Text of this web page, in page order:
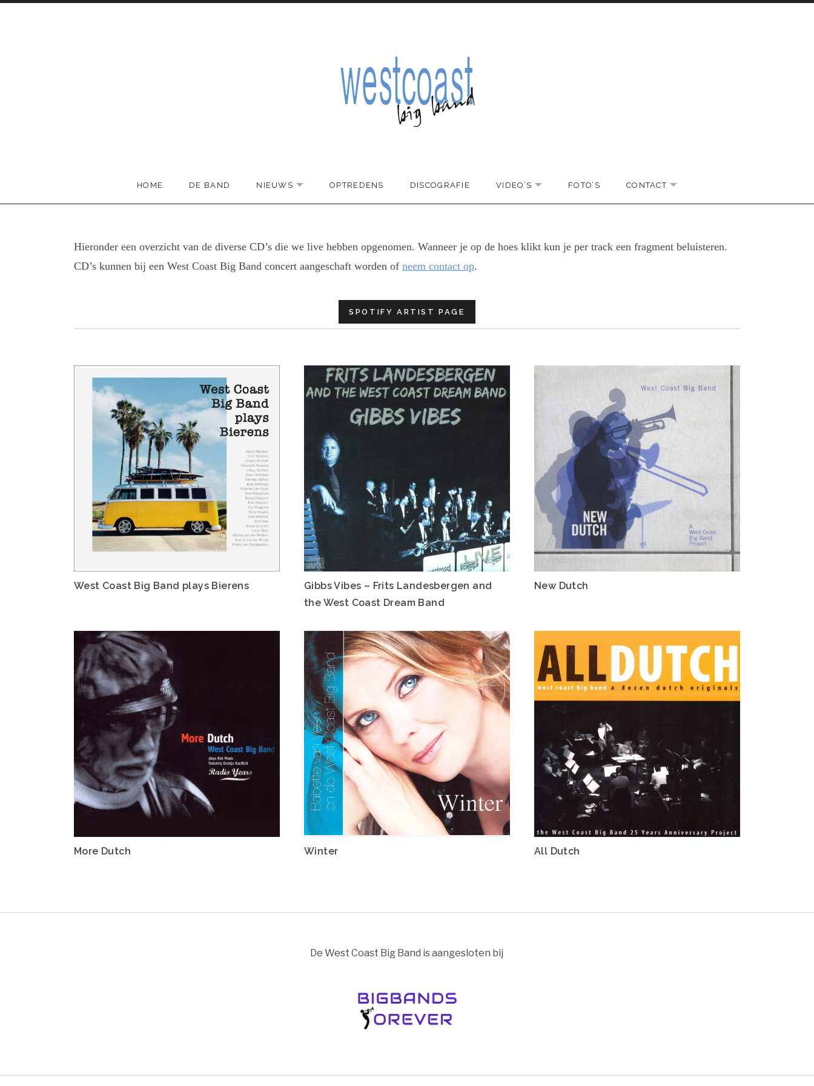
West Coast Big Band
HOME DE BAND NIEUWS EXPAND SUBMENU
OPTREDENS DISCOGRAFIE VIDEO’S EXPAND SUBMENU
FOTO’S CONTACT EXPAND SUBMENU
Hieronder een overzicht van de diverse CD’s die we live hebben opgenomen. Wanneer je op de hoes klikt kun je per track een fragment beluisteren.
CD’s kunnen bij een West Coast Big Band concert aangeschaft worden of neem contact op.
SPOTIFY ARTIST PAGE
West Coast Big Band plays Bierens
Gibbs Vibes – Frits Landesbergen and
the West Coast Dream Band
New Dutch
More Dutch Winter All Dutch
De West Coast Big Band is aangesloten bij